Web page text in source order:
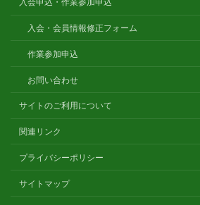
入会・会員情報修正フォーム
作業参加申込
お問い合わせ
サイトのご利用について
関連リンク
プライバシーポリシー
サイトマップ